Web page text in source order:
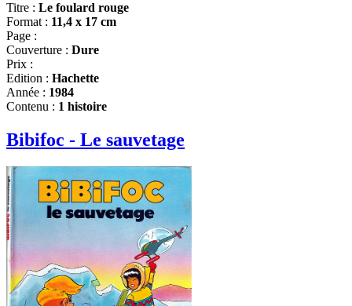
Titre : Le foulard rouge
Format : 11,4 x 17 cm
Page :
Couverture : Dure
Prix :
Edition : Hachette
Année : 1984
Contenu : 1 histoire
Bibifoc - Le sauvetage